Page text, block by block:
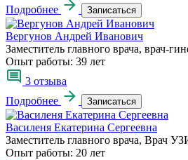
Подробнее
Записаться
Вергунов Андрей Иванович
Заместитель главного врача, врач-
Опыт работы: 39 лет
3 отзыва
Подробнее
Записаться
Василеня Екатерина Сергеевна
Заместитель главного врача, Врач
Опыт работы: 20 лет